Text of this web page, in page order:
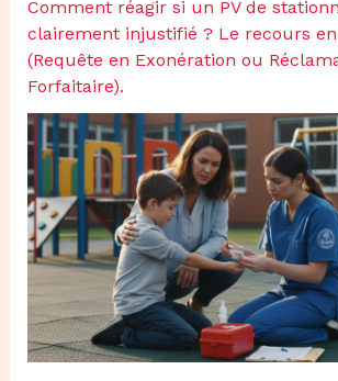
Comment réagir si un PV de
clairement injustifié ? Le recours
(Requête en Exonération ou
Forfaitaire).